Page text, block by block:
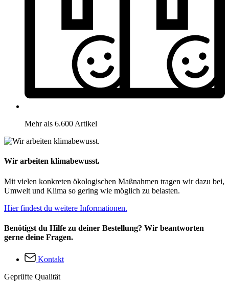
Mehr als 6.600 Artikel
Wir arbeiten klimabewusst.
Mit vielen konkreten ökologischen Maßnahmen tragen wir dazu bei,
Umwelt und Klima so gering wie möglich zu belasten.
Hier findest du weitere Informationen.
Benötigst du Hilfe zu deiner Bestellung? Wir beantworten
gerne deine Fragen.
Kontakt
Geprüfte Qualität